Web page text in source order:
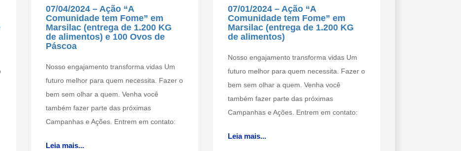
07/04/2024 – Ação “A
Comunidade tem Fome” em
Marsilac (entrega de 1.200 KG
de alimentos) e 100 Ovos de
Páscoa
Nosso engajamento transforma vidas Um
futuro melhor para quem necessita. Fazer o
bem sem olhar a quem. Venha você
também fazer parte das próximas
Campanhas e Ações. Entrem em contato:
Leia mais...
07/01/2024 – Ação “A
Comunidade tem Fome” em
Marsilac (entrega de 1.200 KG
de alimentos)
Nosso engajamento transforma vidas Um
futuro melhor para quem necessita. Fazer o
bem sem olhar a quem. Venha você
também fazer parte das próximas
Campanhas e Ações. Entrem em contato:
Leia mais...